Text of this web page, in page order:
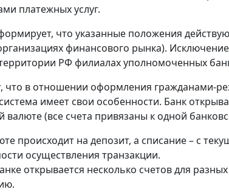
платежных услуг.
что указанные положения
финансового рынка).
РФ филиалах уполномоченных
что в отношении оформления гражданами-
имеет свои особенности. Банк
(все счета привязаны к одной
происходит на депозит, а списание – с
осуществления транзакции.
открывается несколько счетов для